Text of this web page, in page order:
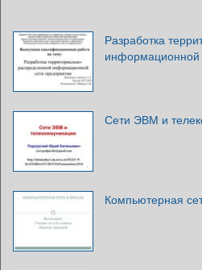
Разработка
информационной
Сети ЭВМ и
Компьютерная